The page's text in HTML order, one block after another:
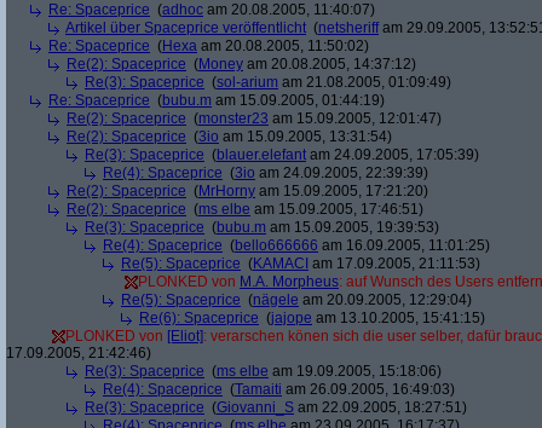
Re: Spaceprice (adhoc am 20.08.2005, 11:40:07)
Artikel über Spaceprice veröffentlicht (netsheriffam 29.09.2005,
Re: Spaceprice (Hexa am 20.08.2005, 11:50:02)
Re(2): Spaceprice (Money am 20.08.2005, 14:37:12)
Re(3): Spaceprice (sol-arium am 21.08.2005, 01:09:49)
Re: Spaceprice (bubu.m am 15.09.2005, 01:44:19)
Re(2): Spaceprice (monster23 am 15.09.2005, 12:01:47)
Re(2): Spaceprice (3io am 15.09.2005, 13:31:54)
Re(3): Spaceprice (blauer.elefant am 24.09.2005, 17:05:39)
Re(4): Spaceprice (3io am 24.09.2005, 22:39:39)
Re(2): Spaceprice (MrHorny am 15.09.2005, 17:21:20)
Re(2): Spaceprice (ms elbe am 15.09.2005, 17:46:51)
Re(3): Spaceprice (bubu.m am 15.09.2005, 19:39:53)
Re(4): Spaceprice (bello666666 am 16.09.2005, 11:01:25)
Re(5): Spaceprice (KAMACI am 17.09.2005, 21:11:53)
PLONKED von M.A. Morpheus: auf Wunsch des Users
Re(5): Spaceprice (nägele am 20.09.2005, 12:29:04)
Re(6): Spaceprice (jajope am 13.10.2005, 15:41:15)
PLONKED von [Eliot]: verarschen könen sich die user selber, dafür
17.09.2005, 21:42:46)
Re(3): Spaceprice (ms elbe am 19.09.2005, 15:18:06)
Re(4): Spaceprice (Tamaiti am 26.09.2005, 16:49:03)
Re(3): Spaceprice (Giovanni_S am 22.09.2005, 18:27:51)